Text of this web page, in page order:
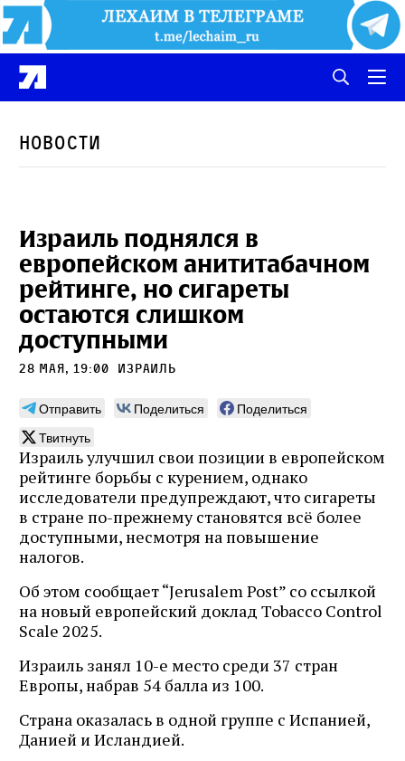
Новости
Израиль поднялся в
европейском анититабачном
рейтинге, но сигареты
остаются слишком
доступными
28 мая, 19:00 Израиль
Отправить Поделиться
Поделиться
Твитнуть
Израиль улучшил свои позиции в европейском
рейтинге борьбы с курением, однако
исследователи предупреждают, что сигареты
в стране по-прежнему становятся всё более
доступными, несмотря на повышение
налогов.
Об этом сообщает “Jerusalem Post” со ссылкой
на новый европейский доклад Tobacco Control
Scale 2025.
Израиль занял 10-е место среди 37 стран
Европы, набрав 54 балла из 100.
Страна оказалась в одной группе с Испанией,
Данией и Исландией.